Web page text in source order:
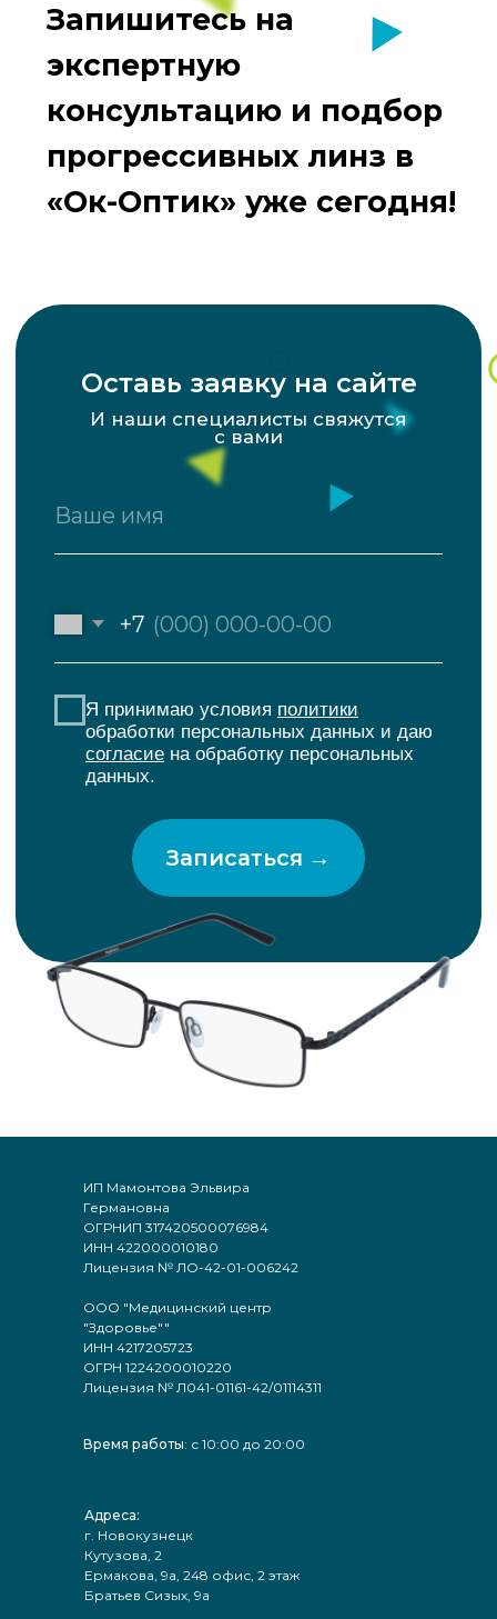
ИП Мамонтова Эльвира
Германовна
ОГРНИП 317420500076984
ИНН 422000010180
Лицензия № ЛО-42-01-006242
ООО "Медицинский центр
"Здоровье""
ИНН 4217205723
ОГРН 1224200010220
Лицензия № Л041-01161-42/01114311
Время работы: с 10:00 до 20:00
Адреса:
г. Новокузнецк
Кутузова, 2
Ермакова, 9а, 248 офис, 2 этаж
Братьев Сизых, 9а